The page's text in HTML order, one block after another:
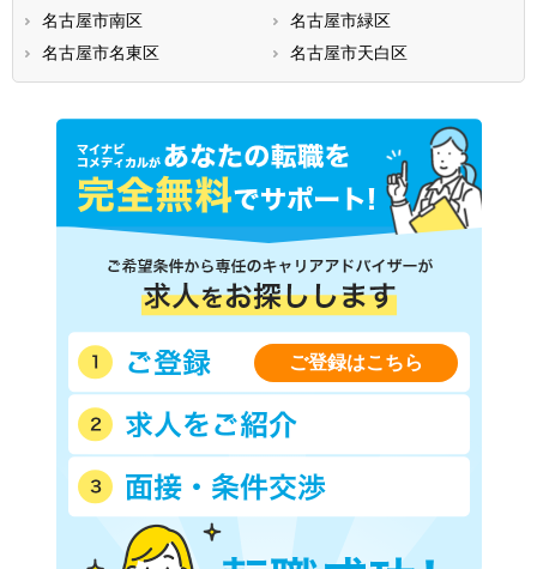
名古屋市南区
名古屋市緑区
名古屋市名東区
名古屋市天白区
ご登録はこちら